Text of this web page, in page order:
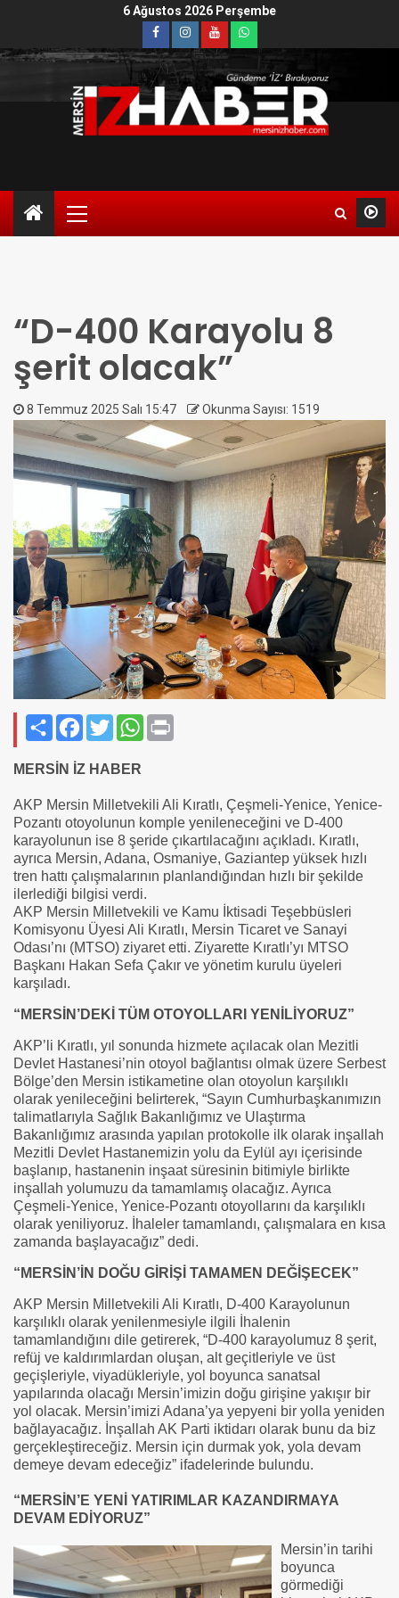
6 Ağustos 2026 Perşembe
“D-400 Karayolu 8
şerit olacak”
8 Temmuz 2025 Salı 15:47 Okunma Sayısı: 1519
PaylaşFacebook
TwitterWhatsApp
MERSİN İZ HABER
AKP Mersin Milletvekili Ali Kıratlı, Çeşmeli-Yenice, Yenice-
Pozantı otoyolunun komple yenileneceğini ve D-400
karayolunun ise 8 şeride çıkartılacağını açıkladı. Kıratlı,
ayrıca Mersin, Adana, Osmaniye, Gaziantep yüksek hızlı
tren hattı çalışmalarının planlandığından hızlı bir şekilde
ilerlediği bilgisi verdi.
AKP Mersin Milletvekili ve Kamu İktisadi Teşebbüsleri
Komisyonu Üyesi Ali Kıratlı, Mersin Ticaret ve Sanayi
Odası’nı (MTSO) ziyaret etti. Ziyarette Kıratlı’yı MTSO
Başkanı Hakan Sefa Çakır ve yönetim kurulu üyeleri
karşıladı.
“MERSİN’DEKİ TÜM OTOYOLLARI YENİLİYORUZ”
AKP’li Kıratlı, yıl sonunda hizmete açılacak olan Mezitli
Devlet Hastanesi’nin otoyol bağlantısı olmak üzere Serbest
Bölge’den Mersin istikametine olan otoyolun karşılıklı
olarak yenileceğini belirterek, “Sayın Cumhurbaşkanımızın
talimatlarıyla Sağlık Bakanlığımız ve Ulaştırma
Bakanlığımız arasında yapılan protokolle ilk olarak inşallah
Mezitli Devlet Hastanemizin yolu da Eylül ayı içerisinde
başlanıp, hastanenin inşaat süresinin bitimiyle birlikte
inşallah yolumuzu da tamamlamış olacağız. Ayrıca
Çeşmeli-Yenice, Yenice-Pozantı otoyollarını da karşılıklı
olarak yeniliyoruz. İhaleler tamamlandı, çalışmalara en kısa
zamanda başlayacağız” dedi.
“MERSİN’İN DOĞU GİRİŞİ TAMAMEN DEĞİŞECEK”
AKP Mersin Milletvekili Ali Kıratlı, D-400 Karayolunun
karşılıklı olarak yenilenmesiyle ilgili İhalenin
tamamlandığını dile getirerek, “D-400 karayolumuz 8 şerit,
refüj ve kaldırımlardan oluşan, alt geçitleriyle ve üst
geçişleriyle, viyadükleriyle, yol boyunca sanatsal
yapılarında olacağı Mersin’imizin doğu girişine yakışır bir
yol olacak. Mersin’imizi Adana’ya yepyeni bir yolla yeniden
bağlayacağız. İnşallah AK Parti iktidarı olarak bunu da biz
gerçekleştireceğiz. Mersin için durmak yok, yola devam
demeye devam edeceğiz” ifadelerinde bulundu.
“MERSİN’E YENİ YATIRIMLAR KAZANDIRMAYA
DEVAM EDİYORUZ”
Mersin’in tarihi
boyunca
görmediği